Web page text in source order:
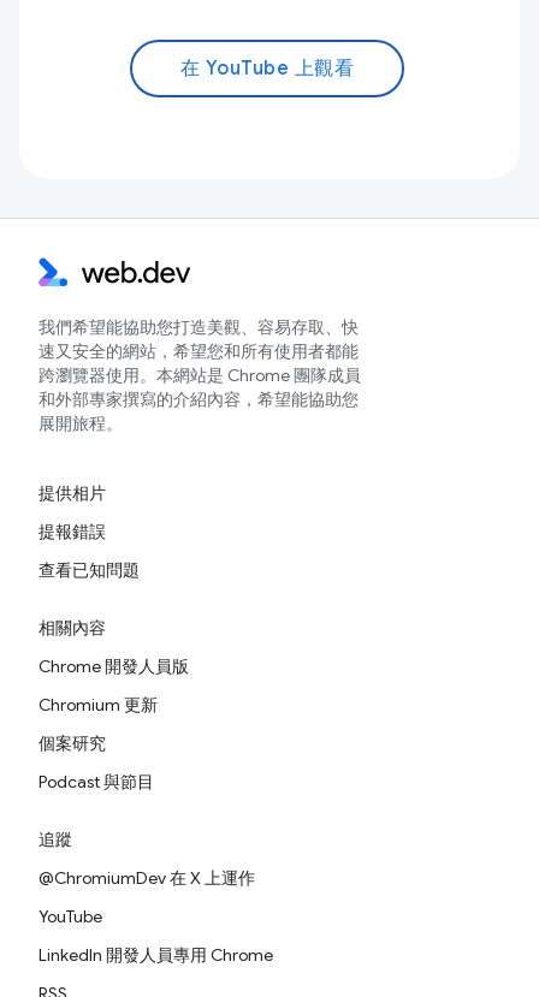
在 YouTube 上觀看
我們希望能協助您打造美觀、容易存取、快
速又安全的網站，希望您和所有使用者都能
跨瀏覽器使用。本網站是 Chrome 團隊成員
和外部專家撰寫的介紹內容，希望能協助您
展開旅程。
提供相片
提報錯誤
查看已知問題
相關內容
Chrome 開發人員版
Chromium 更新
個案研究
Podcast 與節目
追蹤
@ChromiumDev 在 X 上運作
YouTube
LinkedIn 開發人員專用 Chrome